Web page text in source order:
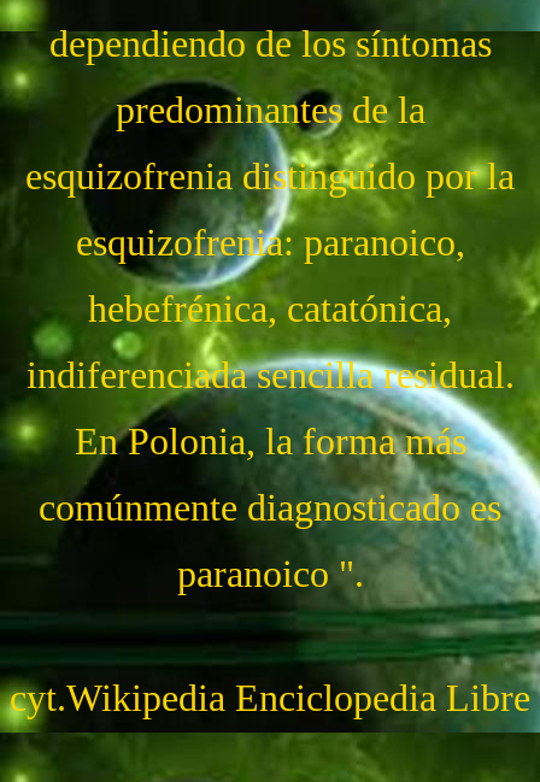
dependiendo de los síntomas
predominantes de la
esquizofrenia distinguido por la
esquizofrenia: paranoico,
hebefrénica, catatónica,
indiferenciada sencilla residual.
En Polonia, la forma más
comúnmente diagnosticado es
paranoico ".
cyt.Wikipedia Enciclopedia Libre